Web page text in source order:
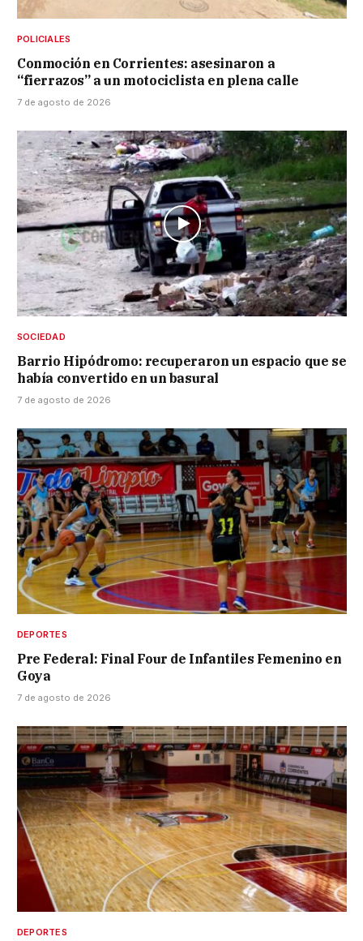
POLICIALES
Conmoción en Corrientes: asesinaron a
“fierrazos” a un motociclista en plena calle
7 de agosto de 2026
SOCIEDAD
Barrio Hipódromo: recuperaron un espacio que se
había convertido en un basural
7 de agosto de 2026
DEPORTES
Pre Federal: Final Four de Infantiles Femenino en
Goya
7 de agosto de 2026
DEPORTES